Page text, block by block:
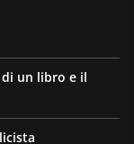
un libro e il